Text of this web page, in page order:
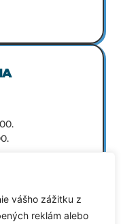
vášho zážitku z
reklám alebo